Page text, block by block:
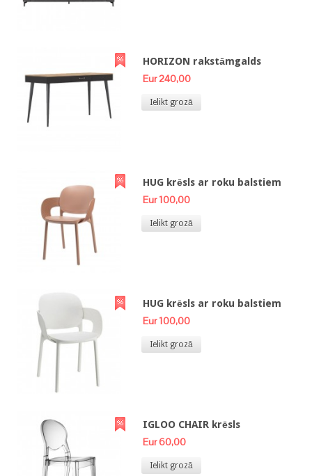
HORIZON rakstāmgalds
Eur 240,00
Ielikt grozā
HUG krēsls ar roku balstiem
Eur 100,00
Ielikt grozā
HUG krēsls ar roku balstiem
Eur 100,00
Ielikt grozā
IGLOO CHAIR krēsls
Eur 60,00
Ielikt grozā